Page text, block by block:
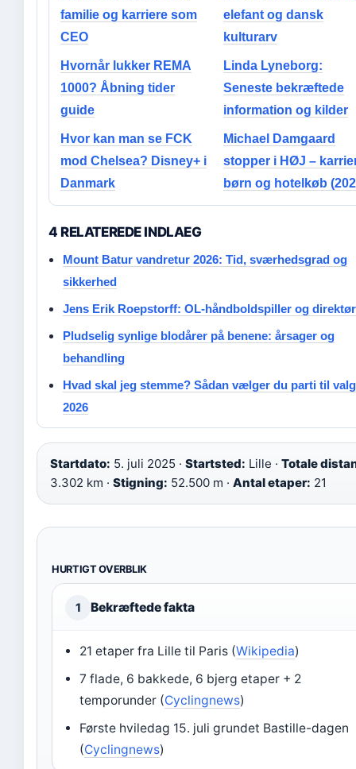
familie og karriere som
CEO
elefant og dansk
kulturarv
Hvornår lukker REMA
1000? Åbning tider
guide
Linda Lyneborg:
Seneste bekræftede
information og kilder
Hvor kan man se FCK
mod Chelsea? Disney+ i
Danmark
Michael Damgaard
stopper i HØJ –
børn og hotelkøb
4 RELATEREDE INDLAEG
Mount Batur vandretur 2026: Tid, sværhedsgrad og
sikkerhed
Jens Erik Roepstorff: OL-håndboldspiller og direktør
Pludselig synlige blodårer på benene: årsager og
behandling
Hvad skal jeg stemme? Sådan vælger du parti til
2026
Startdato: 5. juli 2025 · Startsted: Lille · Totale
3.302 km · Stigning: 52.500 m · Antal etaper: 21
HURTIGT OVERBLIK
1 Bekræftede fakta
21 etaper fra Lille til Paris (Wikipedia)
7 flade, 6 bakkede, 6 bjerg etaper + 2
temporunder (Cyclingnews)
Første hviledag 15. juli grundet Bastille-dagen
(Cyclingnews)